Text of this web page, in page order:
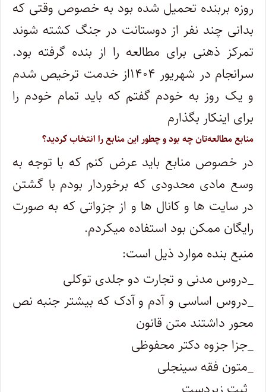
روزه بربنده تحمیل شده بود به خصوص وقتی که
بدانی چند نفر از دوستانت در جنگ کشته شوند
تمرکز ذهنی برای مطالعه را از بنده گرفته بود.
سرانجام در شهریور ۱۴۰۴از خدمت ترخیص شدم
و یک روز به خودم‌ گفتم که باید تمام خودم را
برای اینکار بگذارم
منابع مطالعه‌تان چه بود و چطور این منابع را انتخاب کردید؟
در خصوص منابع باید عرض کنم که با توجه به
وسع مادی محدودی که برخوردار بودم با گشتن
در سایت ها و کانال ها و از جزواتی که به صورت
رایگان ممکن بود استفاده میکردم.
منبع بنده موارد ذیل است:
_دروس مدنی و تجارت دو جلدی توکلی
_دروس اساسی و آدم و آدک که بیشتر جنبه نص
محور داشتند متن قانون
_جزا جزوه دکتر محفوظی
_متون فقه سینجلی